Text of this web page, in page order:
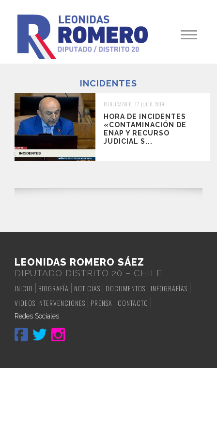
INCIDENTES
PUBLICADO EL 17 JULIO, 2019
HORA DE INCIDENTES
«CONTAMINACIÓN DE
ENAP Y RECURSO
JUDICIAL S...
LEONIDAS ROMERO SÁEZ
DIPUTADO DISTRITO 20 – CHILE
INICIO
BIOGRAFÍA NOTICIAS DOCUMENTOS
INFOGRAFÍAS
VIDEOS INTERVENCIONES
PRENSA CONTACTO
Redes Sociales